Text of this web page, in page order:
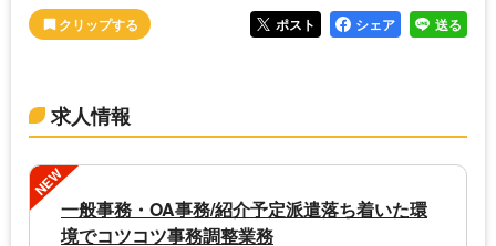
ポスト シェア 送る
求人情報
NEW
一般事務・OA事務/紹介予定派遣落ち着いた環
境でコツコツ事務調整業務